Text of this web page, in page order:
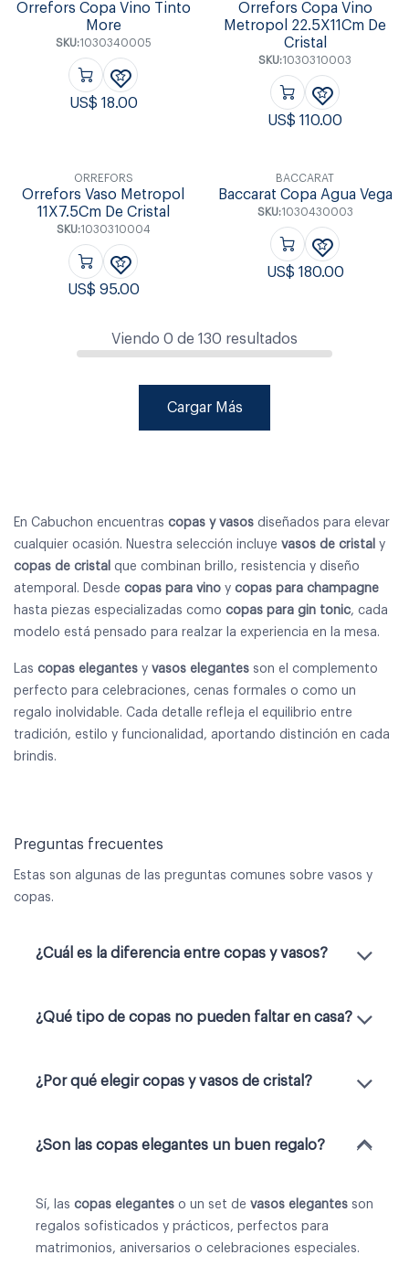
Orrefors Copa Vino Tinto
More
SKU:1030340005
US$ 18.00
Orrefors Copa Vino
Metropol 22.5X11Cm De
Cristal
SKU:1030310003
US$110.00
ORREFORS
Orrefors Vaso Metropol
11X7.5Cm De Cristal
SKU:1030310004
US$ 95.00
BACCARAT
Baccarat Copa Agua Vega
SKU:1030430003
US$ 180.00
Viendo 0 de 130 resultados
Cargar Más
En Cabuchon encuentras copas y vasos diseñados para elevar
cualquier ocasión. Nuestra selección incluye vasos de cristal y
copas de cristal que combinan brillo, resistencia y diseño
atemporal. Desde copas para vino y copas para champagne
hasta piezas especializadas como copas para gin tonic, cada
modelo está pensado para realzar la experiencia en la mesa.
Las copas elegantes y vasos elegantes son el complemento
perfecto para celebraciones, cenas formales o como un
regalo inolvidable. Cada detalle refleja el equilibrio entre
tradición, estilo y funcionalidad, aportando distinción en cada
brindis.
Preguntas frecuentes
Estas son algunas de las preguntas comunes sobre vasos y
copas.
¿Cuál es la diferencia entre copas y vasos?
¿Qué tipo de copas no pueden faltar en casa?
¿Por qué elegir copas y vasos de cristal?
¿Son las copas elegantes un buen regalo?
Sí, las copas elegantes o un set de vasos elegantes son
regalos sofisticados y prácticos, perfectos para
matrimonios, aniversarios o celebraciones especiales.